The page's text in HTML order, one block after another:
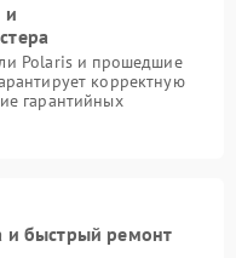
и
Polaris и прошедшие
корректную
гарантийных
и быстрый ремонт